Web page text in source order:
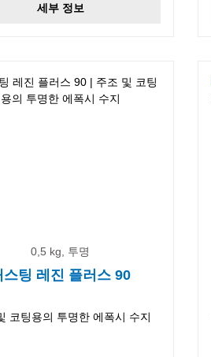
세부 정보
0,5 kg, 투명
스팅 레진 플러스 90
코팅용의 투명한 에폭시 수지